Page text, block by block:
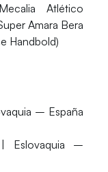
Atlético
Amara Bera
Handbold)
– España
–